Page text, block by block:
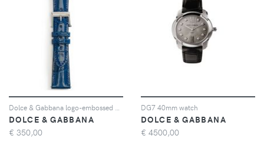
DOLCE & GABBANA
€ 350,00
DG7 40mm watch
DOLCE & GABBANA
€ 4500,00